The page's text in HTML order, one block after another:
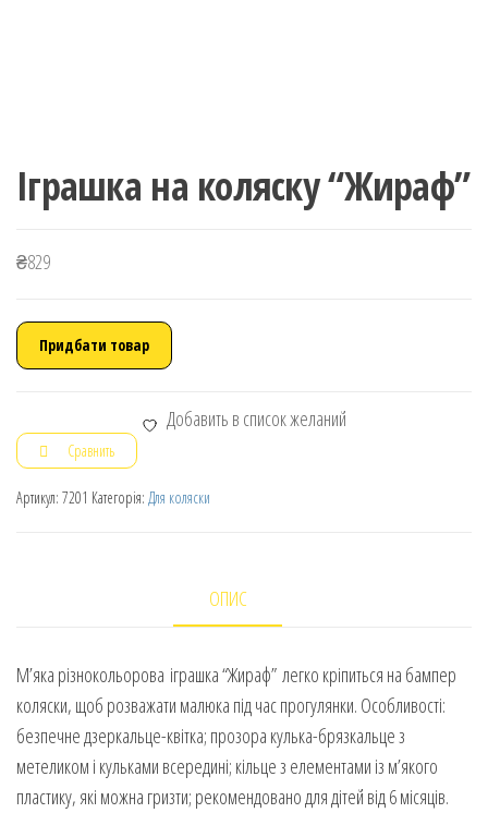
Іграшка на коляску “Жираф”
₴829
Придбати товар
Добавить в список желаний
Сравнить
Артикул: 7201 Категорія: Для коляски
ОПИС
М’яка різнокольорова іграшка “Жираф” легко кріпиться на бампер
коляски, щоб розважати малюка під час прогулянки. Особливості:
безпечне дзеркальце-квітка; прозора кулька-брязкальце з
метеликом і кульками всередині; кільце з елементами із м’якого
пластику, які можна гризти; рекомендовано для дітей від 6 місяців.